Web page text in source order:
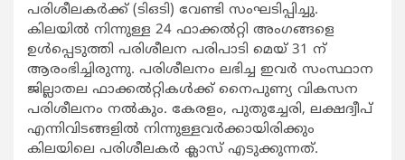
പരിശീലകർക്ക് (ടിഒടി) വേണ്ടി സംഘടിപ്പിച്ചു.
കിലയിൽ നിന്നുള്ള 24 ഫാക്കൽറ്റി അംഗങ്ങളെ
ഉൾപ്പെടുത്തി പരിശീലന പരിപാടി മെയ് 31 ന്
ആരംഭിച്ചിരുന്നു. പരിശീലനം ലഭിച്ച ഇവർ സംസ്ഥാന
ജില്ലാതല ഫാക്കൽറ്റികൾക്ക് നൈപുണ്യ വികസന
പരിശീലനം നൽകും. കേരളം, പുതുച്ചേരി, ലക്ഷദ്വീപ്
എന്നിവിടങ്ങളിൽ നിന്നുള്ളവർക്കായിരിക്കും
കിലയിലെ പരിശീലകർ ക്ലാസ് എടുക്കുന്നത്.